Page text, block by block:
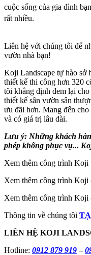
cuộc sống của gia đình
rất nhiều.
Liên hệ với chúng tôi để
vườn nhà bạn!
Koji Landscape tự hào sở
thiết kế thi công hơn 320
tôi khẳng định đem lại
thiết kế sân vườn sân
ưu đãi hơn. Mang đến cho
và có giá trị lâu dài.
Lưu ý: Những khách
phép không phục vụ...
Xem thêm công trình Koji
Xem thêm công trình Koji
Xem thêm công trình Koji
Thông tin về chúng tôi
LIÊN HỆ KOJI
Hotline: 0912 879 919 –